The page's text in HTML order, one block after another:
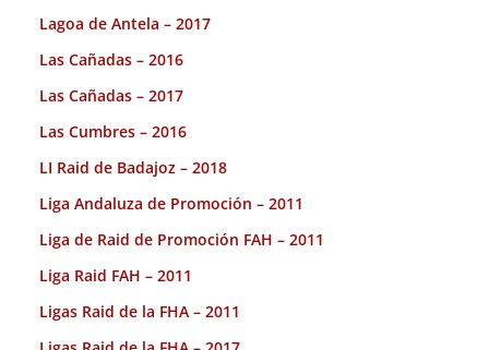
Lagoa de Antela – 2017
Las Cañadas – 2016
Las Cañadas – 2017
Las Cumbres – 2016
LI Raid de Badajoz – 2018
Liga Andaluza de Promoción – 2011
Liga de Raid de Promoción FAH – 2011
Liga Raid FAH – 2011
Ligas Raid de la FHA – 2011